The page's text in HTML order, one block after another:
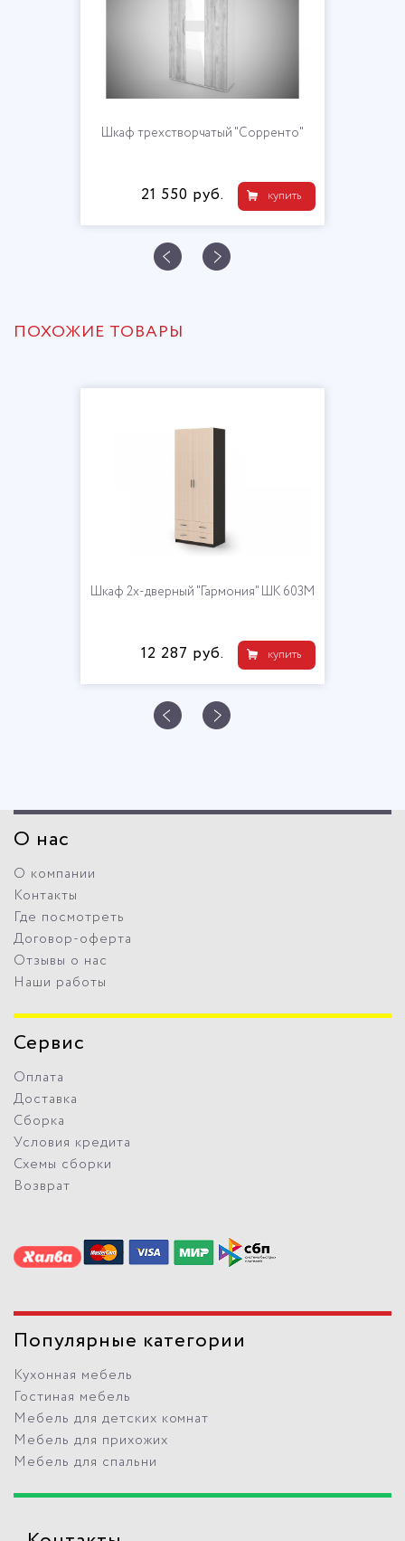
Шкаф трехстворчатый "Сорренто"
купить
21 550 руб.
ПОХОЖИЕ ТОВАРЫ
Шкаф 2х-дверный "Гармония" ШК 603М
купить
12 287 руб.
О нас
О компании
Контакты
Где посмотреть
Договор-оферта
Отзывы о нас
Наши работы
Сервис
Оплата
Доставка
Сборка
Условия кредита
Схемы сборки
Возврат
Популярные категории
Кухонная мебель
Гостиная мебель
Мебель для детских комнат
Мебель для прихожих
Мебель для спальни